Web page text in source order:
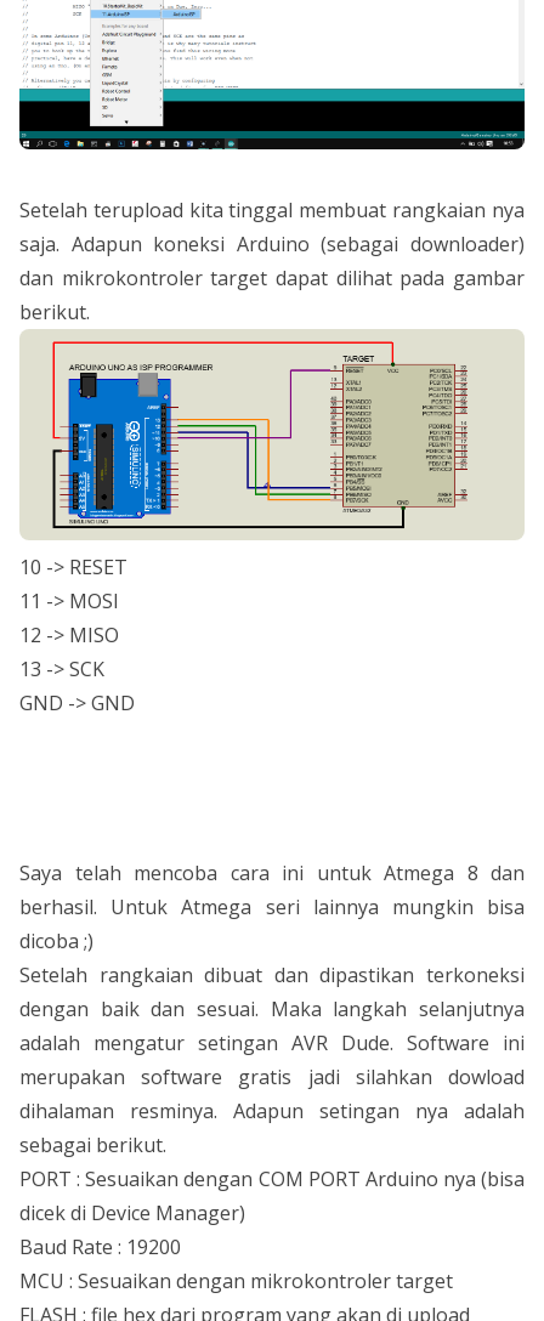
Setelah terupload kita tinggal membuat rangkaian nya
saja. Adapun koneksi Arduino (sebagai downloader)
dan mikrokontroler target dapat dilihat pada gambar
berikut.
10 -> RESET
11 -> MOSI
12 -> MISO
13 -> SCK
GND -> GND
Saya telah mencoba cara ini untuk Atmega 8 dan
berhasil. Untuk Atmega seri lainnya mungkin bisa
dicoba ;)
Setelah rangkaian dibuat dan dipastikan terkoneksi
dengan baik dan sesuai. Maka langkah selanjutnya
adalah mengatur setingan AVR Dude. Software ini
merupakan software gratis jadi silahkan dowload
dihalaman resminya. Adapun setingan nya adalah
sebagai berikut.
PORT : Sesuaikan dengan COM PORT Arduino nya (bisa
dicek di Device Manager)
Baud Rate : 19200
MCU : Sesuaikan dengan mikrokontroler target
FLASH : file hex dari program yang akan di upload